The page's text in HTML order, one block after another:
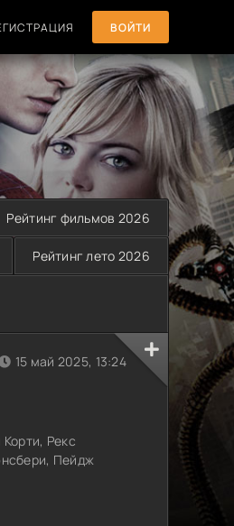
ВОЙТИ
Рейтинг фильмов 2026
Рейтинг лето 2026
15 май 2025, 13:24
Рекс
Пейдж